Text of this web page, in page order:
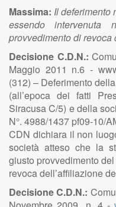
Massima: Il deferimento
essendo intervenuta
provvedimento di revoca
Decisione C.D.N.:
Maggio 2011 n.6 -
(312) – Deferimento
(all’epoca dei fatti
Siracusa C/5) e della
N°. 4988/1437 pf09-10/
CDN dichiara il non
società atteso che la
giusto provvedimento
revoca dell’affiliazione
Decisione C.D.N.: